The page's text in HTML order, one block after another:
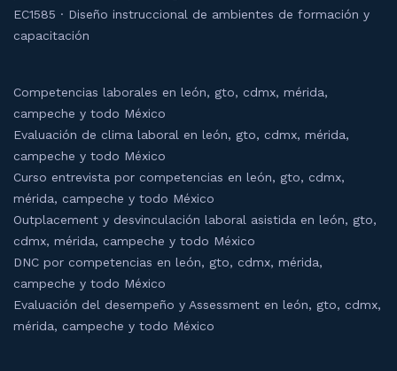
EC1585 · Diseño instruccional de ambientes de formación y
capacitación
Competencias laborales en león, gto, cdmx, mérida,
campeche y todo México
Evaluación de clima laboral en león, gto, cdmx, mérida,
campeche y todo México
Curso entrevista por competencias en león, gto, cdmx,
mérida, campeche y todo México
Outplacement y desvinculación laboral asistida en león, gto,
cdmx, mérida, campeche y todo México
DNC por competencias en león, gto, cdmx, mérida,
campeche y todo México
Evaluación del desempeño y Assessment en león, gto, cdmx,
mérida, campeche y todo México